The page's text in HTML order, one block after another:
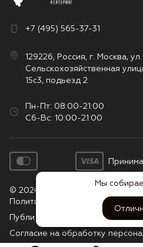
+7 (495) 565-37-31
129226, Россия, г. Москва, ул.
Сельскохозяйственная
15с3, подьезд 2
Пн-Пт: 08:00-21:00
Сб-Вс: 10:00-21:00
© 2026. Все права защищены
Политика конфиденциальности
Публичная оферта
Согласие на обработку
Мы